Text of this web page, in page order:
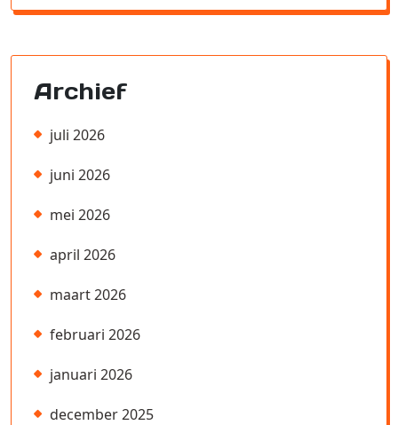
Archief
juli 2026
juni 2026
mei 2026
april 2026
maart 2026
februari 2026
januari 2026
december 2025